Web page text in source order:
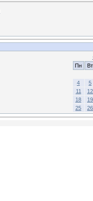
Пн
Вт
4
5
11
12
18
19
25
26